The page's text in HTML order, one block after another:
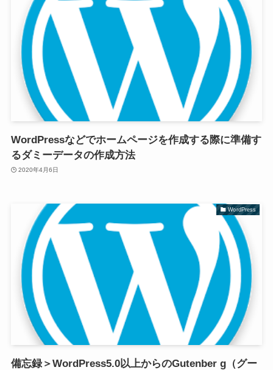
WordPressなどでホームページを作成する際に準備す
るダミーデータの作成方法
2020年4月6日
WordPress
備忘録＞WordPress5.0以上からのGutenber g（グー